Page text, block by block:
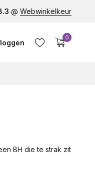
@ Webwinkelkeur
0
BH die te strak zit